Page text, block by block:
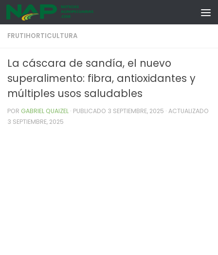
Skip to content
FRUTIHORTICULTURA
La cáscara de sandía, el nuevo
superalimento: fibra, antioxidantes y
múltiples usos saludables
POR GABRIEL QUAIZEL · PUBLICADO 3 SEPTIEMBRE, 2025 · ACTUALIZADO
3 SEPTIEMBRE, 2025